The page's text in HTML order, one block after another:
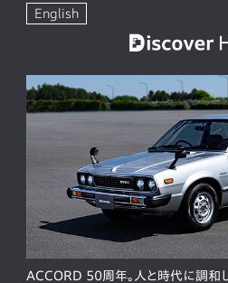
English
ACCORD 50周年。人と時代に調和